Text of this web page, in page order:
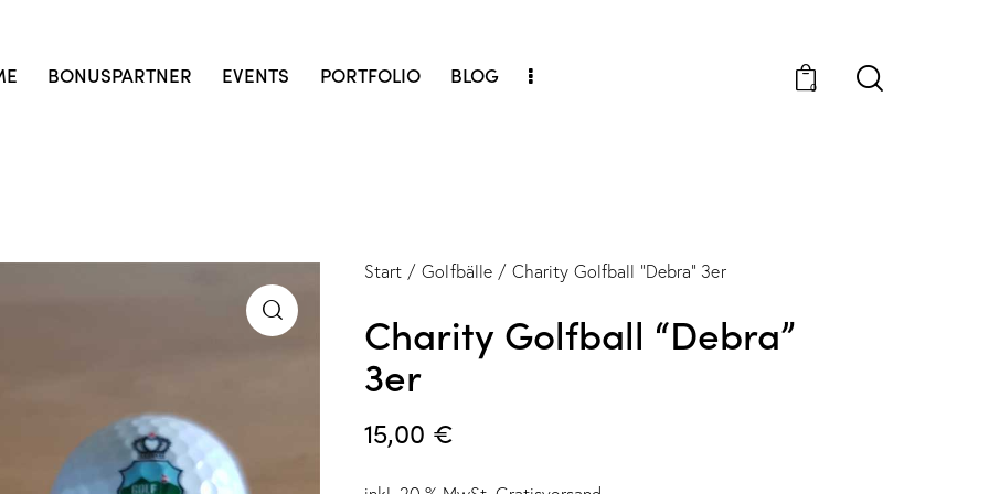
BONUSPARTNER EVENTS PORTFOLIO BLOG
0
Start Golfbälle Charity Golfball “Debra” 3er
Charity Golfball “Debra”
3er
15,00 €